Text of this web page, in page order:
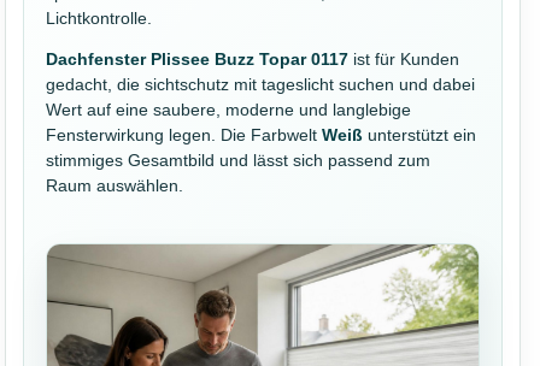
Lichtkontrolle.
Dachfenster Plissee Buzz Topar 0117 ist für Kunden
gedacht, die sichtschutz mit tageslicht suchen und dabei
Wert auf eine saubere, moderne und langlebige
Fensterwirkung legen. Die Farbwelt Weiß unterstützt ein
stimmiges Gesamtbild und lässt sich passend zum
Raum auswählen.